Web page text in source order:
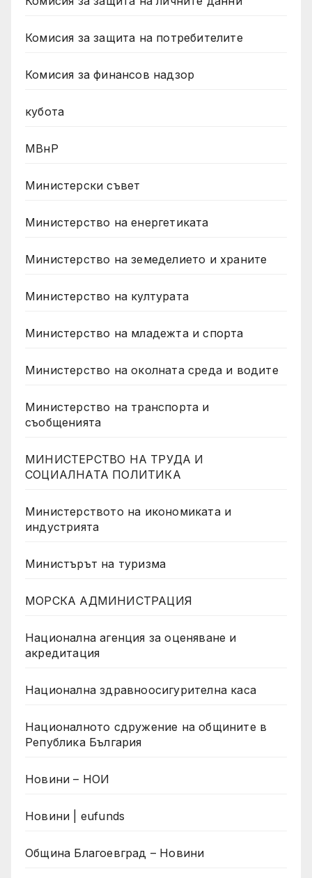
Комисия за защита на потребителите
Комисия за финансов надзор
кубота
МВнР
Министерски съвет
Министерство на енергетиката
Министерство на земеделието и храните
Министерство на културата
Министерство на младежта и спорта
Министерство на околната среда и водите
Министерство на транспорта и
съобщенията
МИНИСТЕРСТВО НА ТРУДА И
СОЦИАЛНАТА ПОЛИТИКА
Министерството на икономиката и
индустрията
Министърът на туризма
МОРСКА АДМИНИСТРАЦИЯ
Национална агенция за оценяване и
акредитация
Национална здравноосигурителна каса
Националното сдружение на общините в
Република България
Новини – НОИ
Новини | eufunds
Община Благоевград – Новини